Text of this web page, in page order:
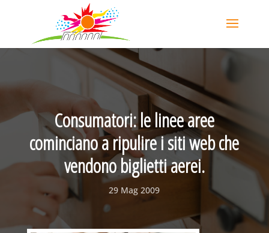
Consumatori: le linee aree
cominciano a ripulire i siti web che
vendono biglietti aerei.
29 Mag 2009